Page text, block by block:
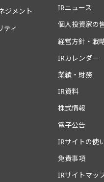
ジメント
ティ
IRニュース
個人投資家の
経営方針・戦
IRカレンダー
業績・財務
IR資料
株式情報
電子公告
IRサイトの使
免責事項
IRサイトマッ